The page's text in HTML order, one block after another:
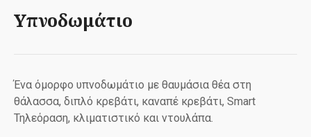
Υπνοδωμάτιο
Ένα όμορφο υπνοδωμάτιο με θαυμάσια θέα στη
θάλασσα, διπλό κρεβάτι, καναπέ κρεβάτι, Smart
Τηλεόραση, κλιματιστικό και ντουλάπα.